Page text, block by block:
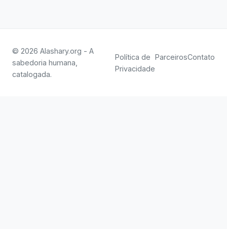
© 2026 Alashary.org - A
sabedoria humana,
catalogada.
Política de
Privacidade
ParceirosContato